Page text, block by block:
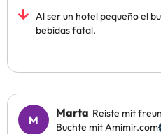
Al ser un hotel pequeño el
bebidas fatal.
Marta Reiste mit
Buchte mit Amimir.com